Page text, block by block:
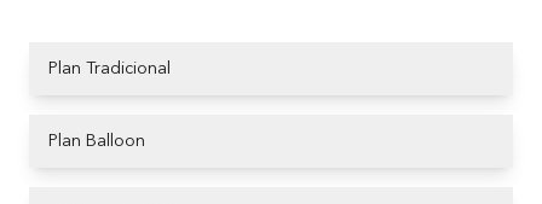
Plan Tradicional
Plan Balloon